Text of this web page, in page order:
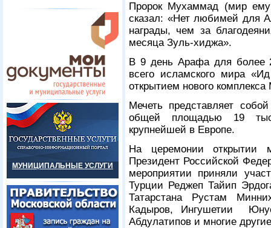
МУНИЦИПАЛЬНЫЕ УСЛУГИ
Пророк Мухаммад (мир ему
сказал: «Нет любимей для
награды, чем за
месяца Зуль-хиджа».
В 9 день Арафа для более
всего исламского мира
открытием нового
Мечеть представляет
общей площадью 19
крупнейшей в Европе.
На церемонии открытии
Президент Российской
мероприятии приняли
Турции Реджеп Тайип
Татарстана Рустам
Кадыров, Ингушетии
Абдулатипов и многие